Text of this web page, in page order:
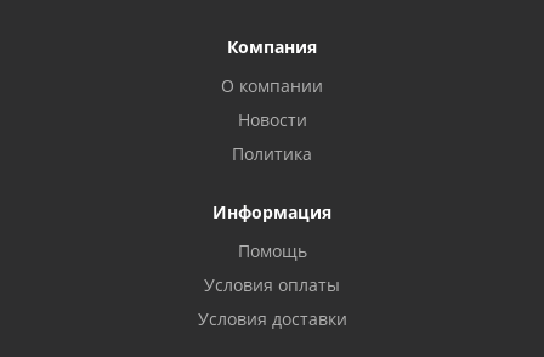
Компания
О компании
Новости
Политика
Информация
Помощь
Условия оплаты
Условия доставки